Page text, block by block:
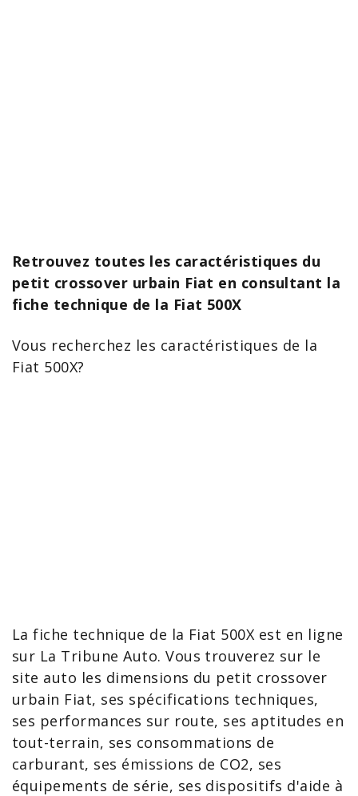
Retrouvez toutes les caractéristiques du
petit crossover urbain Fiat en consultant la
fiche technique de la Fiat 500X
Vous recherchez les caractéristiques de la
Fiat 500X?
Lafiche technique de la Fiat 500X est en ligne
sur La Tribune Auto. Vous trouverez sur le
site auto les dimensions du petit crossover
urbain Fiat, ses spécifications techniques,
ses performances sur route, ses aptitudes en
tout-terrain, ses consommations de
carburant, ses émissions de CO2, ses
équipements de série, ses dispositifs d'aide à